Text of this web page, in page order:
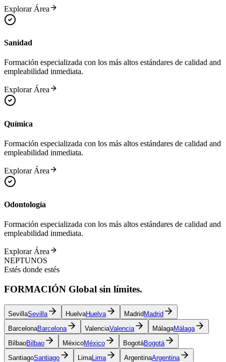
Explorar Área
Sanidad
Formación especializada con los más altos estándares de calidad and
empleabilidad inmediata.
Explorar Área
Química
Formación especializada con los más altos estándares de calidad and
empleabilidad inmediata.
Explorar Área
Odontología
Formación especializada con los más altos estándares de calidad and
empleabilidad inmediata.
Explorar Área
NEPTUNOS
Estés donde estés
FORMACIÓN Global sin límites.
SevillaSevilla HuelvaHuelva Madrid Madrid
BarcelonaBarcelona ValenciaValencia MálagaMálaga
BilbaoBilbao MéxicoMéxico BogotáBogotá
SantiagoSantiago Lima Lima ArgentinaArgentina